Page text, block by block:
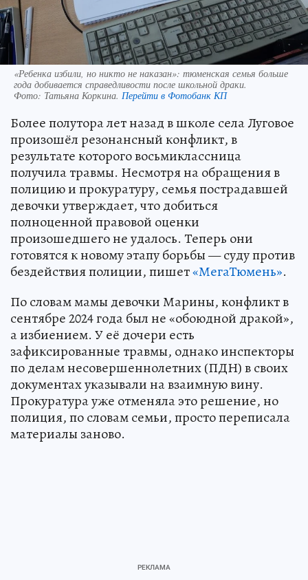
«Ребенка избили, но никто не наказан»: тюменская семья больше
года добивается справедливости после школьной драки.
Фото: Татьяна Коркина. Перейти в Фотобанк КП
Более полутора лет назад в школе села Луговое
произошёл резонансный конфликт, в
результате которого восьмиклассница
получила травмы. Несмотря на обращения в
полицию и прокуратуру, семья пострадавшей
девочки утверждает, что добиться
полноценной правовой оценки
произошедшего не удалось. Теперь они
готовятся к новому этапу борьбы — суду против
бездействия полиции, пишет«МегаТюмень».
По словам мамы девочки Марины, конфликт в
сентябре 2024 года был не «обоюдной дракой»,
а избиением. У её дочери есть
зафиксированные травмы, однако инспекторы
по делам несовершеннолетних (ПДН) в своих
документах указывали на взаимную вину.
Прокуратура уже отменяла это решение, но
полиция, по словам семьи, просто переписала
материалы заново.